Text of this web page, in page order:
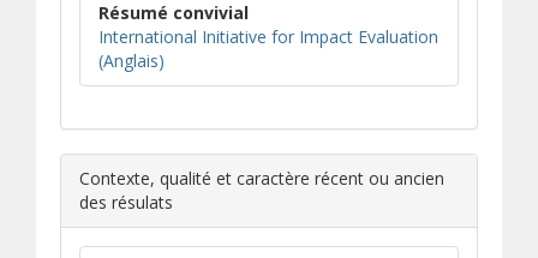
Résumé convivial
International Initiative for Impact Evaluation
(Anglais)
Contexte, qualité et caractère récent ou ancien
des résulats